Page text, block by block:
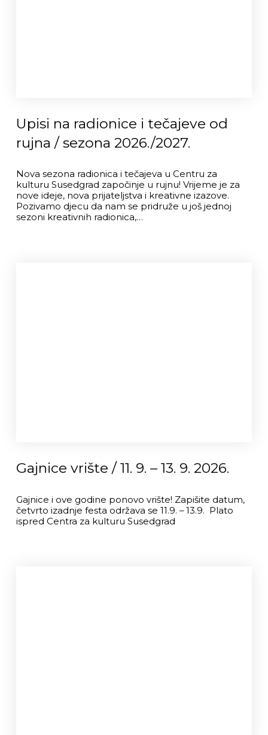
Upisi na radionice i tečajeve od
rujna / sezona 2026./2027.
Nova sezona radionica i tečajeva u Centru za
kulturu Susedgrad započinje u rujnu! Vrijeme je za
nove ideje, nova prijateljstva i kreativne izazove.
Pozivamo djecu da nam se pridruže u još jednoj
sezoni kreativnih radionica,…
Gajnice vrište / 11. 9. – 13. 9. 2026.
Gajnice i ove godine ponovo vrište! Zapišite datum,
četvrto izadnje festa održava se 11.9. – 13.9. Plato
ispred Centra za kulturu Susedgrad